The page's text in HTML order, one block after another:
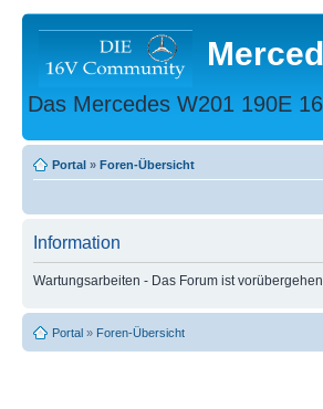
Das Mercedes W201 190E
Portal » Foren-Übersicht
Information
Wartungsarbeiten - Das Forum ist
Portal » Foren-Übersicht